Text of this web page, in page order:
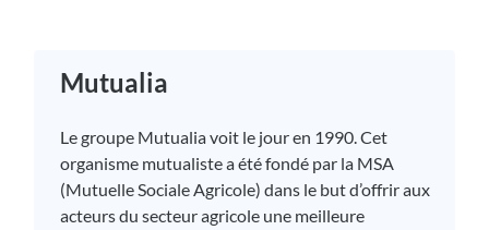
Mutualia
Le groupe Mutualia voit le jour en 1990. Cet
organisme mutualiste a été fondé par la MSA
(Mutuelle Sociale Agricole) dans le but d’offrir aux
acteurs du secteur agricole une meilleure